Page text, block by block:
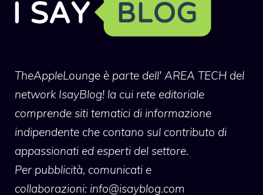
TheAppleLounge è parte dell' AREA TECH del
network IsayBlog! la cui rete editoriale
comprende siti tematici di informazione
indipendente che contano sul contributo di
appassionati ed esperti del settore.
Per pubblicità, comunicati e
collaborazioni: info@isayblog.com